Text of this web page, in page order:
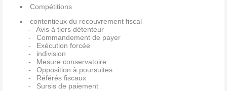
Compétitions
contentieux du recouvrement fiscal
Avis à tiers détenteur
Commandement de payer
Exécution forcée
indivision
Mesure conservatoire
Opposition à poursuites
Référés fiscaux
Sursis de paiement